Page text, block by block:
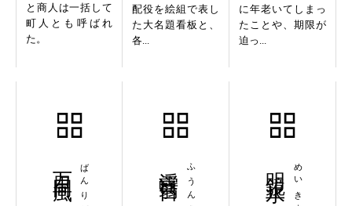
と商人は一括して
町人とも呼ばれ
た。
配役を絵組で表し
た大名題看板と、
各...
に年老いてしまっ
たことや、期限が
迫っ...